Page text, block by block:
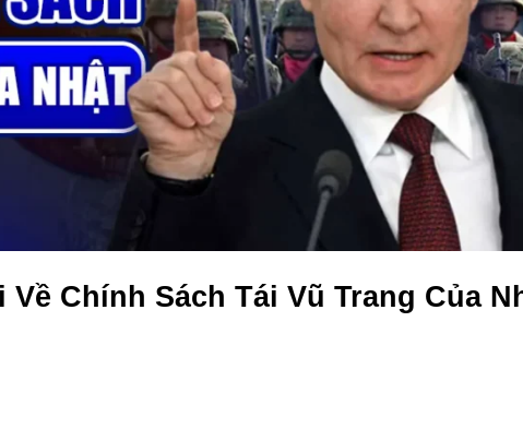
Chính Sách Tái Vũ Trang Của